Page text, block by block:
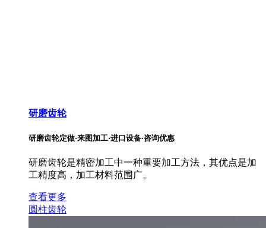
研磨齿轮
研磨齿轮定做·来图加工·进口设备·咨询优惠
研磨齿轮是精密加工中一种重要加工方法，其优点是加
工精度高，加工材料范围广。
查看更多
圆柱齿轮